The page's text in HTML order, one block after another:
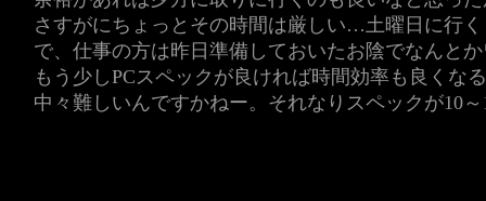
さすがにちょっとその時間は厳しい…土曜日に行
で、仕事の方は昨日準備しておいたお陰でなんと
もう少しPCスペックが良ければ時間効率も良く
中々難しいんですかねー。それなりスペックが10